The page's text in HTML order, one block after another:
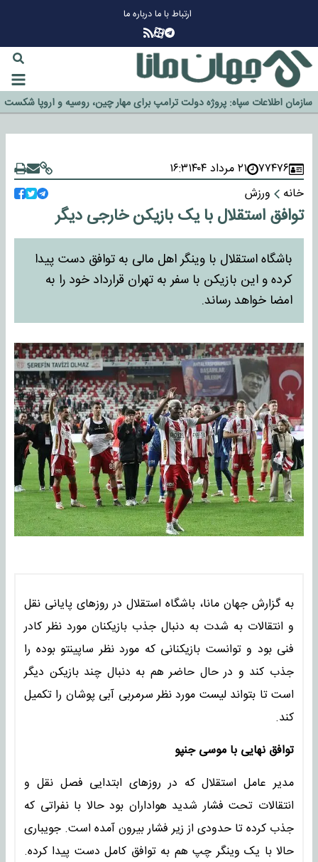
ارتباط با مادرباره ما
چرا طلا دوباره افزایشی شد؟
گزینه جدایی اوسمار روی میز مدیران پرسپولیس
آیا رئیس جمهور آمریکا قانون را دور می‌زند؟
اخراج رسمی چهره نامدار از پرسپولیس
سازمان اطلاعات سپاه: پروژه دولت ترامپ برای مهار چین، روسیه و اروپا شکست
۷۷۴۷۶ ۲۱ مرداد ۱۴۰۴
۱۶:۳
خانه
ورزش
توافق استقلال با یک بازیکن خارجی دیگر
باشگاه استقلال با وینگر اهل مالی به توافق دست پیدا
کرده و این بازیکن با سفر به تهران قرارداد خود را به
امضا خواهد رساند.
به گزارش جهان مانا، باشگاه استقلال در روزهای پایانی نقل
و انتقالات به شدت به دنبال جذب بازیکنان مورد نظر کادر
فنی بود و توانست بازیکنانی که مورد نظر ساپینتو بوده را
جذب کند و در حال حاضر هم به دنبال چند بازیکن دیگر
است تا بتواند لیست مورد نظر سرمربی آبی پوشان را تکمیل
کند.
توافق نهایی با موسی جنپو
مدیر عامل استقلال که در روزهای ابتدایی فصل نقل و
انتقالات تحت فشار شدید هواداران بود حالا با نفراتی که
جذب کرده تا حدودی از زیر فشار بیرون آمده است. جویباری
حالا با یک وینگر چپ هم به توافق کامل دست پیدا کرده.